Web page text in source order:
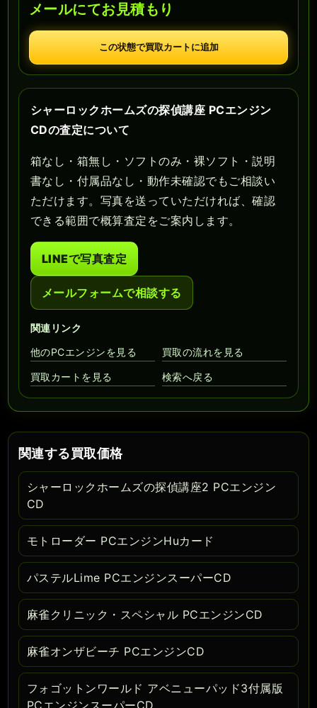
メールにてお見積もり
この状態で買取カートに追加
シャーロックホームズの探偵講座 PCエンジン
CDの査定について
箱なし・箱無し・ソフトのみ・裸ソフト・説明
書なし・付属品なし・動作未確認でもご相談い
ただけます。写真を送っていただければ、確認
できる範囲で概算査定をご案内します。
LINEで写真査定
メールフォームで相談する
関連リンク
他のPCエンジンを見る
買取の流れを見る
買取カートを見る 検索へ戻る
関連する買取価格
シャーロックホームズの探偵講座2 PCエンジン
CD
モトローダー PCエンジンHuカード
パステルLime PCエンジンスーパーCD
麻雀クリニック・スペシャル PCエンジンCD
麻雀オンザビーチ PCエンジンCD
フォゴットンワールド アベニューパッド3付属版
PCエンジンスーパーCD